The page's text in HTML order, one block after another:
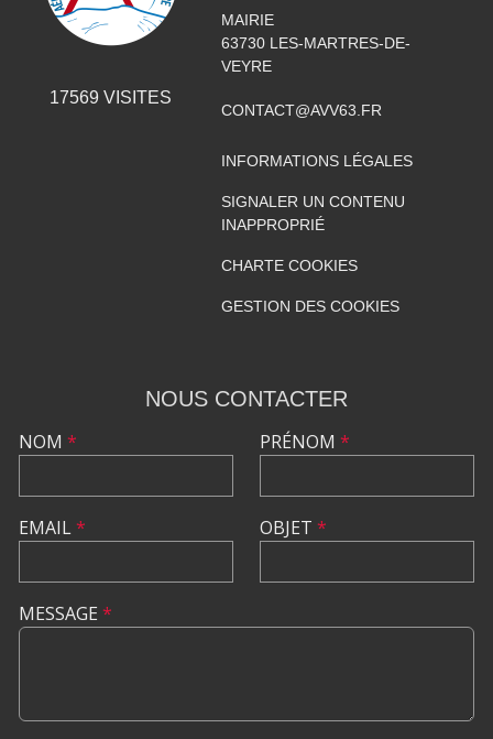
17569 VISITES
MAIRIE
63730 LES-MARTRES-DE-
VEYRE
CONTACT@AVV63.FR
INFORMATIONS LÉGALES
SIGNALER UN CONTENU
INAPPROPRIÉ
CHARTE COOKIES
GESTION DES COOKIES
NOUS CONTACTER
NOM *
EMAIL*
PRÉNOM *
OBJET *
MESSAGE *